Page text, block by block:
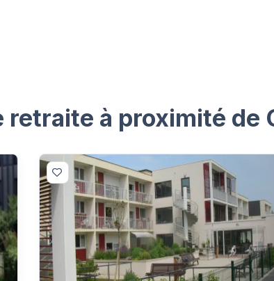
retraite à proximité de